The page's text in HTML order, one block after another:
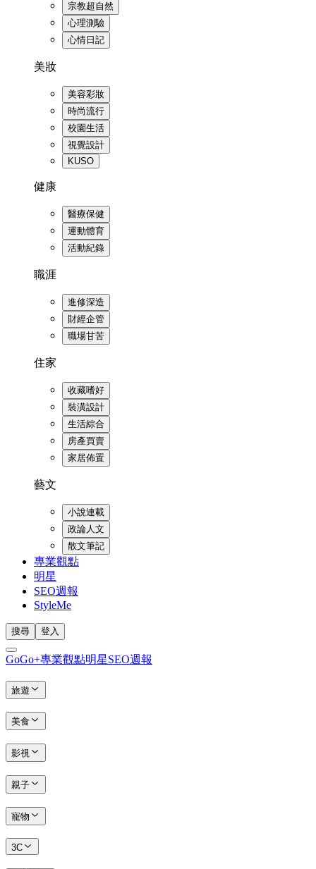
宗教超自然
心理測驗
心情日記
美妝
美容彩妝
時尚流行
校園生活
視覺設計
KUSO
健康
醫療保健
運動體育
活動紀錄
職涯
進修深造
財經企管
職場甘苦
住家
收藏嗜好
裝潢設計
生活綜合
房產買賣
家居佈置
藝文
小說連載
政論人文
散文筆記
專業觀點
明星
SEO週報
StyleMe
搜尋 登入
GoGo+專業觀點明星SEO週報
旅遊
美食
影視
親子
寵物
3C